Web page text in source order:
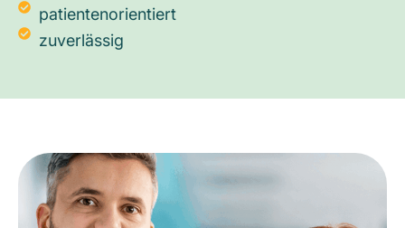
patientenorientiert
zuverlässig